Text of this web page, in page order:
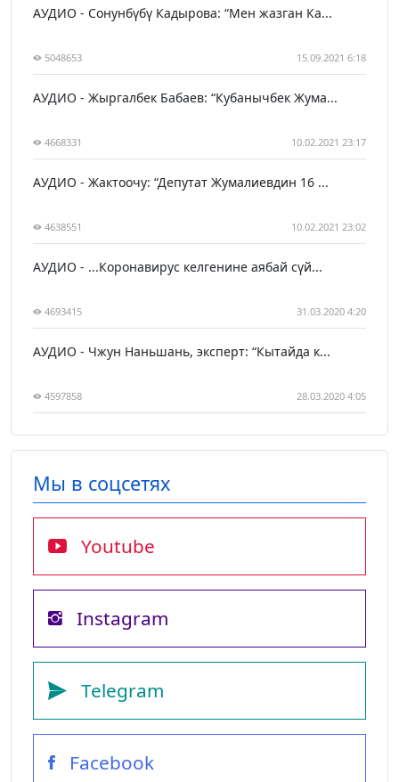
АУДИО - Сонунбүбү Кадырова: “Мен жазган Ка...
5048653 15.09.2021 6:18
АУДИО - Жыргалбек Бабаев: “Кубанычбек Жума...
4668331 10.02.2021 23:17
АУДИО - Жактоочу: “Депутат Жумалиевдин 16 ...
4638551 10.02.2021 23:02
АУДИО - ...Коронавирус келгенине аябай сүй...
4693415 31.03.2020 4:20
АУДИО - Чжун Наньшань, эксперт: “Кытайда к...
4597858 28.03.2020 4:05
Мы в соцсетях
Youtube
Instagram
Telegram
Facebook